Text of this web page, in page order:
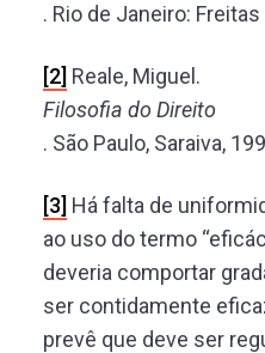
. Rio de Janeiro:
[2] Reale, Miguel.
Filosofia do Direito
. São Paulo, Saraiva,
[3] Há falta de
ao uso do termo
deveria comportar
ser contidamente
prevê que deve ser